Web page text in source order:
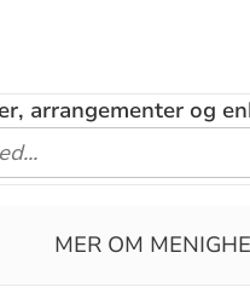
arrangementer og
MER OM